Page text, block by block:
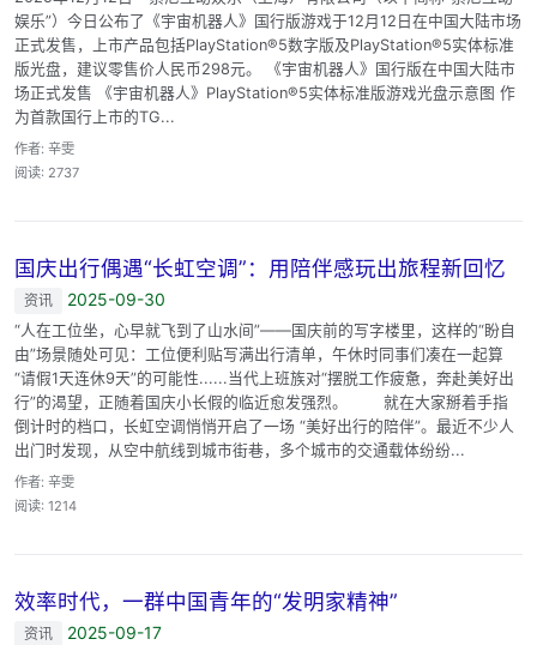
娱乐”）今日公布了《宇宙机器人》国行版游戏于12月12日在中国大陆市场
正式发售，上市产品包括PlayStation®5数字版及PlayStation®5实体标准
版光盘，建议零售价人民币298元。 《宇宙机器人》国行版在中国大陆市
场正式发售 《宇宙机器人》PlayStation®5实体标准版游戏光盘示意图 作
为首款国行上市的TG...
作者: 辛雯
阅读: 2737
国庆出行偶遇“长虹空调”：用陪伴感玩出旅程新回忆
资讯 2025-09-30
“人在工位坐，心早就飞到了山水间”——国庆前的写字楼里，这样的“盼自
由”场景随处可见：工位便利贴写满出行清单，午休时同事们凑在一起算
“请假1天连休9天”的可能性......当代上班族对“摆脱工作疲惫，奔赴美好出
行”的渴望，正随着国庆小长假的临近愈发强烈。 就在大家掰着手指
倒计时的档口，长虹空调悄悄开启了一场 “美好出行的陪伴”。最近不少人
出门时发现，从空中航线到城市街巷，多个城市的交通载体纷纷...
作者: 辛雯
阅读: 1214
效率时代，一群中国青年的“发明家精神”
资讯 2025-09-17